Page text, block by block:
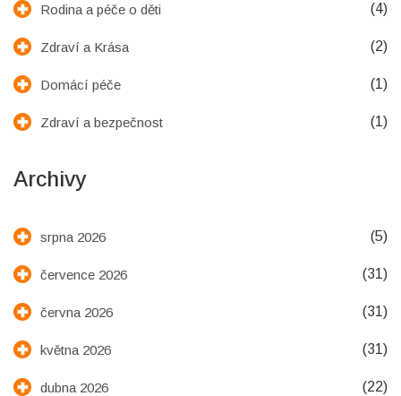
Rodina a péče o děti (4)
Zdraví a Krása (2)
Domácí péče (1)
Zdraví a bezpečnost (1)
Archivy
srpna 2026 (5)
července 2026 (31)
června 2026 (31)
května 2026 (31)
dubna 2026 (22)